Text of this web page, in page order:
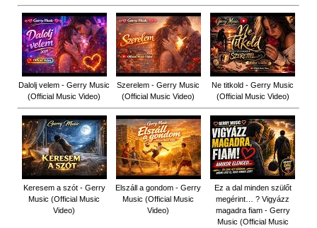
Dalolj velem - Gerry Music
(Official Music Video)
Szerelem - Gerry Music
(Official Music Video)
Ne titkold - Gerry Music
(Official Music Video)
Keresem a szót - Gerry
Music (Official Music
Video)
Elszáll a gondom - Gerry
Music (Official Music
Video)
Ez a dal minden szülőt
megérint… ? Vigyázz
magadra fiam - Gerry
Music (Official Music